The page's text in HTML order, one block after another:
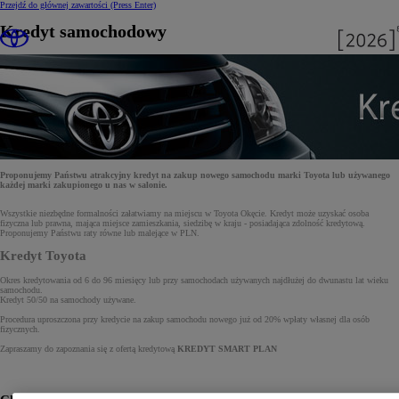
Przejdź do głównej zawartości (Press Enter)
Kredyt samochodowy
Proponujemy Państwu atrakcyjny kredyt na zakup nowego samochodu marki Toyota lub używanego
każdej marki zakupionego u nas w salonie.
Wszystkie niezbędne formalności załatwiamy na miejscu w Toyota Okęcie. Kredyt może uzyskać osoba
fizyczna lub prawna, mająca miejsce zamieszkania, siedzibę w kraju - posiadająca zdolność kredytową.
Proponujemy Państwu raty równe lub malejące w PLN.
Kredyt Toyota
Okres kredytowania od 6 do 96 miesięcy lub przy samochodach używanych najdłużej do dwunastu lat wieku
samochodu.
Kredyt 50/50 na samochody używane.
Procedura uproszczona przy kredycie na zakup samochodu nowego już od 20% wpłaty własnej dla osób
fizycznych.
Zapraszamy do zapoznania się z ofertą kredytową KREDYT SMART PLAN